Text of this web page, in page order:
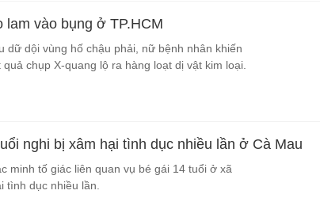
lam vào bụng ở TP.HCM
dữ dội vùng hố chậu phải, nữ bệnh nhân khiến
chụp X-quang lộ ra hàng loạt dị vật kim loại.
nghi bị xâm hại tình dục nhiều lần ở Cà Mau
minh tố giác liên quan vụ bé gái 14 tuổi ở xã
tình dục nhiều lần.